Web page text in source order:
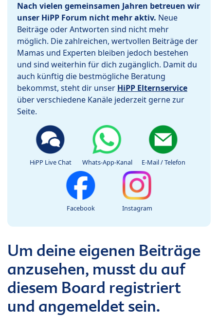
Nach vielen gemeinsamen Jahren betreuen wir
unser HiPP Forum nicht mehr aktiv. Neue
Beiträge oder Antworten sind nicht mehr
möglich. Die zahlreichen, wertvollen Beiträge der
Mamas und Experten bleiben jedoch bestehen
und sind weiterhin für dich zugänglich. Damit du
auch künftig die bestmögliche Beratung
bekommst, steht dir unser HiPP Elternservice
über verschiedene Kanäle jederzeit gerne zur
Seite.
HiPP Live Chat Whats-App-Kanal E-Mail / Telefon
Facebook Instagram
Um deine eigenen Beiträge
anzusehen, musst du auf
diesem Board registriert
und angemeldet sein.